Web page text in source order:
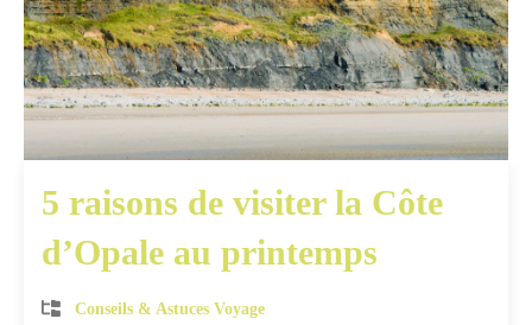
5 raisons de visiter la Côte
d’Opale au printemps
Conseils & Astuces Voyage